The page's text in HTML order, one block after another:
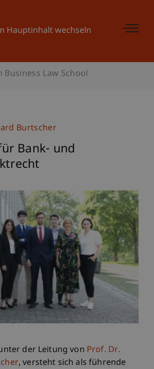
Hauptinhalt wechseln
Business Law School
Burtscher
Bank- und
der Leitung von Prof. Dr.
, versteht sich als führende